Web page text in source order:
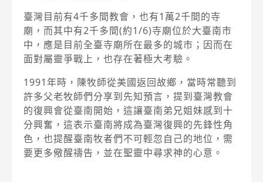
臺灣目前有4千多間教會，也有1萬2千間的寺
廟，而其中有2千多間(約1/6)寺廟位於大臺南市
中，應是目前全臺寺廟所在最多的城市；因而在
面對屬靈爭戰上，也存在著極大考驗。
1991年時，陳牧師從美國返回故鄉，當時常聽到
許多父老牧師們分享到先知預言，提到臺灣教會
的復興會從臺南開始，這讓臺南弟兄姐妹感到十
分興奮，這表示臺南將成為臺灣復興的先鋒性角
色，也提醒臺南牧者們不可輕忽自己的地位，需
要更多儆醒禱告，並在聖靈中尋求神的心意。